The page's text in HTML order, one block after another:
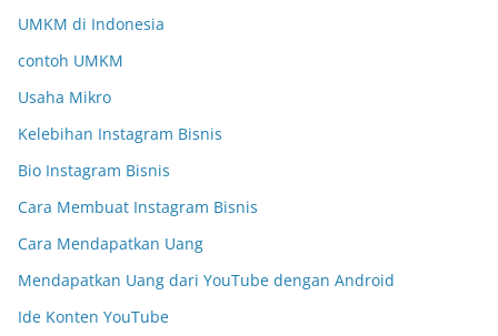
UMKM di Indonesia
contoh UMKM
Usaha Mikro
Kelebihan Instagram Bisnis
Bio Instagram Bisnis
Cara Membuat Instagram Bisnis
Cara Mendapatkan Uang
Mendapatkan Uang dari YouTube dengan Android
Ide Konten YouTube